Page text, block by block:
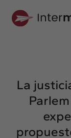
Nuestros
La